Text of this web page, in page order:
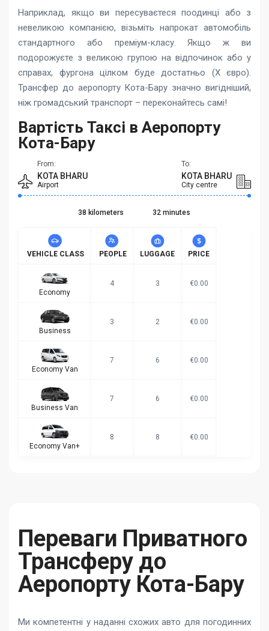
Наприклад, якщо ви пересуваєтеся поодинці або з
невеликою компанією, візьміть напрокат автомобіль
стандартного або преміум-класу. Якщо ж ви
подорожуєте з великою групою на відпочинок або у
справах, фургона цілком буде достатньо (X євро).
Трансфер до аеропорту Кота-Бару значно вигідніший,
ніж громадський транспорт – переконайтесь самі!
Вартість Таксі в Аеропорту
Кота-Бару
From:
KOTA BHARU
Airport
To:
KOTA BHARU
City centre
38 kilometers 32 minutes
VEHICLE CLASS PEOPLE LUGGAGE PRICE
Economy
4 3 €0.00
Business
3 2 €0.00
Economy Van
7 6 €0.00
Business Van
7 6 €0.00
Economy Van+
8 8 €0.00
Переваги Приватного
Трансферу до
Аеропорту Кота-Бару
Ми компетентні у наданні схожих авто для погодинних